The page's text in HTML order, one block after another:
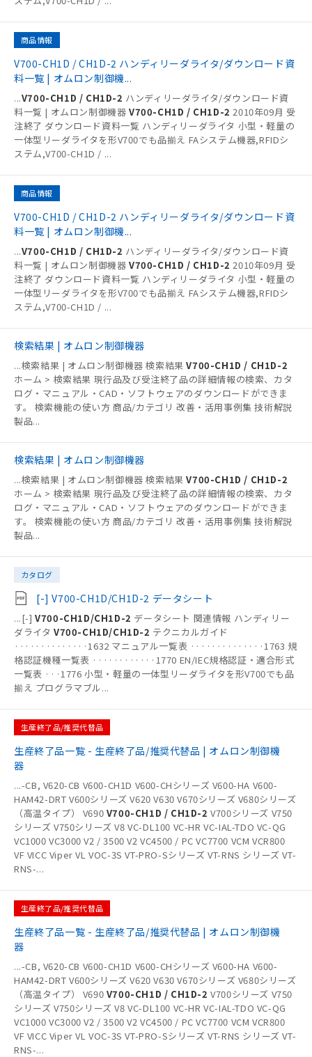
商品情報
V700-CH1D / CH1D-2 ハンディリーダライタ/ダウンロード資
料一覧 | オムロン制御機...
...V700-CH1D / CH1D-2 ハンディリーダライタ/ダウンロード資
料一覧 | オムロン制御機器V700-CH1D / CH1D-2 2010年09月 受
注終了 ダウンロード資料一覧 ハンディリーダライタ 小型・軽量の
一体型リーダライタを形V700でも品揃え FAシステム機器,RFIDシ
ステム,V700-CH1D / ...
商品情報
V700-CH1D / CH1D-2 ハンディリーダライタ/ダウンロード資
料一覧 | オムロン制御機...
...V700-CH1D / CH1D-2 ハンディリーダライタ/ダウンロード資
料一覧 | オムロン制御機器V700-CH1D / CH1D-2 2010年09月 受
注終了 ダウンロード資料一覧 ハンディリーダライタ 小型・軽量の
一体型リーダライタを形V700でも品揃え FAシステム機器,RFIDシ
ステム,V700-CH1D / ...
検索結果 | オムロン制御機器
...検索結果 | オムロン制御機器 検索結果V700-CH1D / CH1D-2
ホーム > 検索結果 現行品及び受注終了品の詳細情報の検索、カタ
ログ・マニュアル・CAD・ソフトウェアのダウンロードができま
す。 検索機能の使い方 商品/カテゴリ 改善・活用事例集 技術解説
製品...
検索結果 | オムロン制御機器
...検索結果 | オムロン制御機器 検索結果V700-CH1D / CH1D-2
ホーム > 検索結果 現行品及び受注終了品の詳細情報の検索、カタ
ログ・マニュアル・CAD・ソフトウェアのダウンロードができま
す。 検索機能の使い方 商品/カテゴリ 改善・活用事例集 技術解説
製品...
カタログ
[-] V700-CH1D/CH1D-2 データシート
...[-]V700-CH1D/CH1D-2 データシート 関連情報 ハンディリー
ダライタ V700-CH1D/CH1D-2 テクニカルガイド
··············1632 マニュアル一覧表 ··············1763 規
格認証機種一覧表 ············1770 EN/IEC規格認証・適合形式
一覧表 ···1776 小型・軽量の一体型リーダライタを形V700でも品
揃え プログラマブル...
生産終了品/推奨代替品
生産終了品一覧 - 生産終了品/推奨代替品 | オムロン制御機
器
...-CB, V620-CB V600-CH1D V600-CHシリーズ V600-HA V600-
HAM42-DRT V600シリーズ V620 V630 V670シリーズ V680シリーズ
（高温タイプ） V690 V700-CH1D / CH1D-2 V700シリーズ V750
シリーズ V750シリーズ V8 VC-DL100 VC-HR VC-IAL-TDO VC-QG
VC1000 VC3000 V2 / 3500 V2 VC4500 / PC VC7700 VCM VCR800
VF VICC Viper VL VOC-3S VT-PRO-Sシリーズ VT-RNS シリーズ VT-
RNS-...
生産終了品/推奨代替品
生産終了品一覧 - 生産終了品/推奨代替品 | オムロン制御機
器
...-CB, V620-CB V600-CH1D V600-CHシリーズ V600-HA V600-
HAM42-DRT V600シリーズ V620 V630 V670シリーズ V680シリーズ
（高温タイプ） V690 V700-CH1D / CH1D-2 V700シリーズ V750
シリーズ V750シリーズ V8 VC-DL100 VC-HR VC-IAL-TDO VC-QG
VC1000 VC3000 V2 / 3500 V2 VC4500 / PC VC7700 VCM VCR800
VF VICC Viper VL VOC-3S VT-PRO-Sシリーズ VT-RNS シリーズ VT-
RNS-...